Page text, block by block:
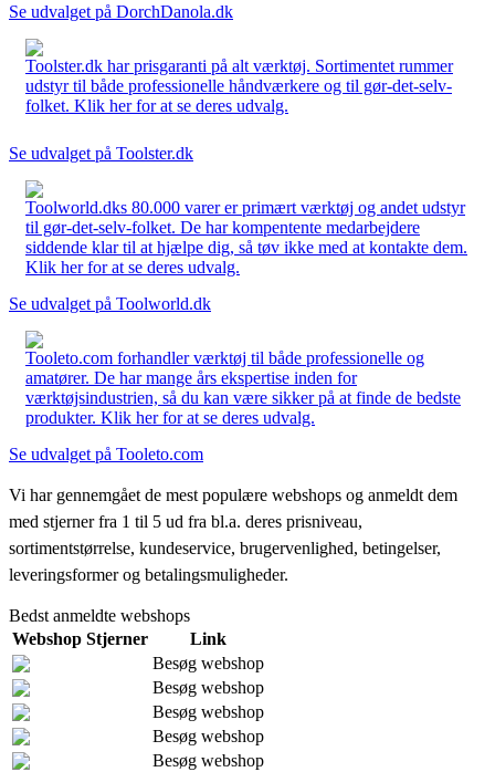
Se udvalget på DorchDanola.dk
Toolster.dk har prisgaranti på alt værktøj. Sortimentet rummer
udstyr til både professionelle håndværkere og til gør-det-selv-
folket. Klik her for at se deres udvalg.
Se udvalget på Toolster.dk
Toolworld.dks 80.000 varer er primært værktøj og andet udstyr
til gør-det-selv-folket. De har kompentente medarbejdere
siddende klar til at hjælpe dig, så tøv ikke med at kontakte dem.
Klik her for at se deres udvalg.
Se udvalget på Toolworld.dk
Tooleto.com forhandler værktøj til både professionelle og
amatører. De har mange års ekspertise inden for
værktøjsindustrien, så du kan være sikker på at finde de bedste
produkter. Klik her for at se deres udvalg.
Se udvalget på Tooleto.com
Vi har gennemgået de mest populære webshops og anmeldt dem
med stjerner fra 1 til 5 ud fra bl.a. deres prisniveau,
sortimentstørrelse, kundeservice, brugervenlighed, betingelser,
leveringsformer og betalingsmuligheder.
Bedst anmeldte webshops
Webshop Stjerner
Link
Besøg webshop
Besøg webshop
Besøg webshop
Besøg webshop
Besøg webshop